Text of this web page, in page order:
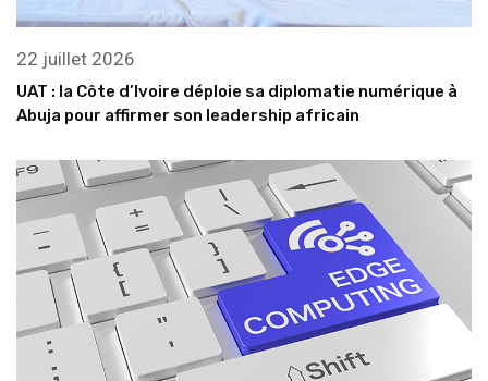
22 juillet 2026
UAT : la Côte d’Ivoire déploie sa diplomatie numérique à
Abuja pour affirmer son leadership africain